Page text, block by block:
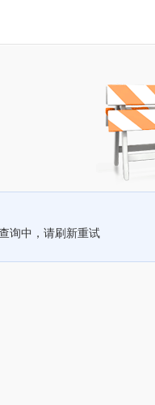
询中，请刷新重试